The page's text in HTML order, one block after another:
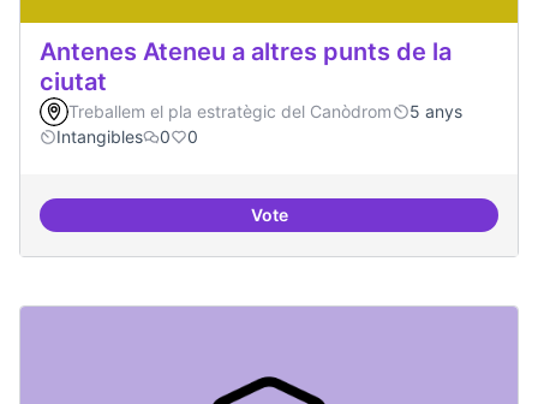
Antenes Ateneu a altres punts de la
ciutat
Treballem el pla estratègic del Canòdrom
5 anys
Intangibles
0 0
VoteAntenes Ateneu a altres punts